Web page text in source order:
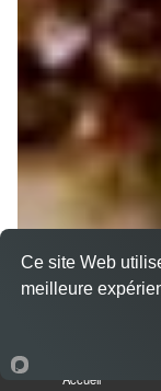
Accueil
Ce site Web
meilleure